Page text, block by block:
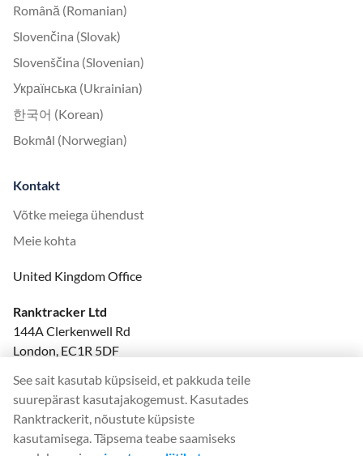
Română (Romanian)
Slovenčina (Slovak)
Slovenščina (Slovenian)
Українська (Ukrainian)
한국어 (Korean)
Bokmål (Norwegian)
Kontakt
Võtke meiega ühendust
Meie kohta
United Kingdom Office
Ranktracker Ltd
144A Clerkenwell Rd
London, EC1R 5DF
felix@ranktracker.com
See sait kasutab küpsiseid, et pakkuda teile
suurepärast kasutajakogemust. Kasutades
Ranktrackerit, nõustute küpsiste
kasutamisega. Täpsema teabe saamiseks